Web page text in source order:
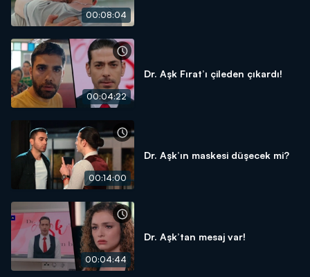
00:08:04
00:04:22
Dr. Aşk Fırat’ı çileden çıkardı!
00:14:00
Dr. Aşk’ın maskesi düşecek mi?
00:04:44
Dr. Aşk’tan mesaj var!